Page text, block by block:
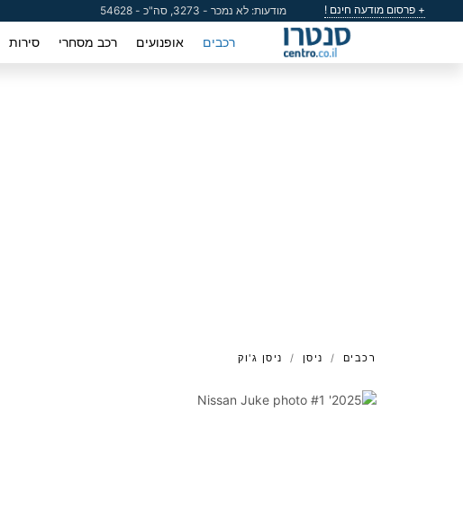
+ פרסום מודעה חינם ! מודעות: לא נמכר - 3273, סה"כ - 54628
רכבים אופנועים רכב מסחרי סירות
רכבים ניסן ניסן ג'וק